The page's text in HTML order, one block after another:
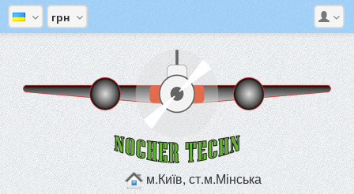
грн
м.Київ, ст.м.Мінська